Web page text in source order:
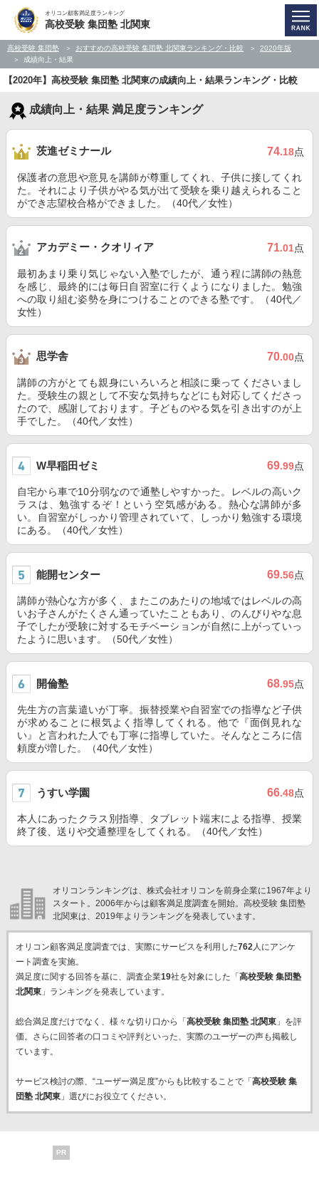
オリコン顧客満足度ランキング
高校受験 集団塾 北関東
高校受験 集団塾 おすすめの高校受験 集団塾 北関東ランキング・比較
2020年版
成績向上・結果
【2020年】高校受験 集団塾 北関東の成績向上・結果ランキング・比較
成績向上・結果 満足度ランキング
茨進ゼミナール 74.18点
保護者の意思や意見を講師が尊重してくれ、子供に接してくれ
た。それにより子供がやる気が出て受験を乗り越えられること
ができ志望校合格ができました。（40代／女性）
アカデミー・クオリィア 71.01点
最初あまり乗り気じゃない入塾でしたが、通う程に講師の熱意
を感じ、最終的には毎日自習室に行くようになりました。勉強
への取り組む姿勢を身につけることのできる塾です。（40代／
女性）
思学舎 70.00点
講師の方がとても親身にいろいろと相談に乗ってくださいまし
た。受験生の親として不安な気持ちなどにも対応してくださっ
たので、感謝しております。子どものやる気を引き出すのが上
手でした。（40代／女性）
W早稲田ゼミ 69.99点
自宅から車で10分弱なので通塾しやすかった。レベルの高いク
ラスは、勉強するぞ！という空気感がある。熱心な講師が多
い。自習室がしっかり管理されていて、しっかり勉強する環境
にある。（40代／女性）
能開センター 69.56点
講師が熱心な方が多く、またこのあたりの地域ではレベルの高
いお子さんがたくさん通っていたこともあり、のんびりやな息
子でしたが受験に対するモチベーションが自然に上がっていっ
たように思います。（50代／女性）
開倫塾 68.95点
先生方の言葉遣いが丁寧。振替授業や自習室での指導など子供
が求めることに根気よく指導してくれる。他で『面倒見れな
い』と言われた人でも丁寧に指導していた。そんなところに信
頼度が増した。（40代／女性）
うすい学園 66.48点
本人にあったクラス別指導、タブレット端末による指導、授業
終了後、送りや交通整理をしてくれる。（40代／女性）
オリコンランキングは、株式会社オリコンを前身企業に1967年より
スタート。2006年からは顧客満足度調査を開始。高校受験 集団塾
北関東は、2019年よりランキングを発表しています。
オリコン顧客満足度調査では、実際にサービスを利用した762人にアンケ
ート調査を実施。
満足度に関する回答を基に、調査企業19社を対象にした「 高校受験 集団塾
北関東」ランキングを発表しています。
総合満足度だけでなく、様々な切り口から「 高校受験 集団塾 北関東」を評
価。さらに回答者の口コミや評判といった、実際のユーザーの声も掲載し
ています。
サービス検討の際、“ユーザー満足度”からも比較することで「 高校受験 集
団塾 北関東」選びにお役立てください。
PR